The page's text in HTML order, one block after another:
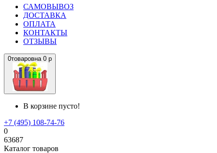
САМОВЫВОЗ
ДОСТАВКА
ОПЛАТА
КОНТАКТЫ
ОТЗЫВЫ
0товаровна 0 р
В корзине пусто!
+7 (495) 108-74-76
0
63687
Каталог товаров